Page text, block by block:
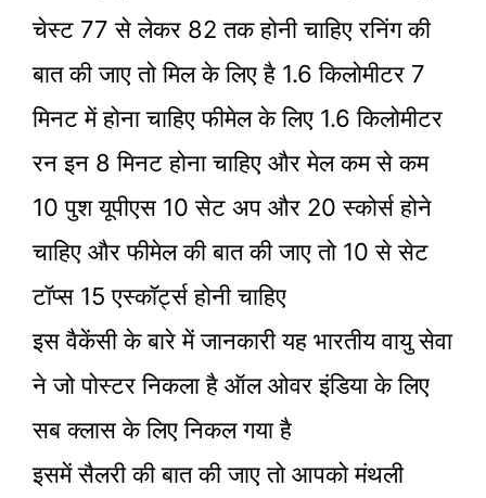
चेस्ट 77 से लेकर 82 तक होनी चाहिए रनिंग की
बात की जाए तो मिल के लिए है 1.6 किलोमीटर 7
मिनट में होना चाहिए फीमेल के लिए 1.6 किलोमीटर
रन इन 8 मिनट होना चाहिए और मेल कम से कम
10 पुश यूपीएस 10 सेट अप और 20 स्कोर्स होने
चाहिए और फीमेल की बात की जाए तो 10 से सेट
टॉप्स 15 एस्कॉर्ट्स होनी चाहिए
इस वैकेंसी के बारे में जानकारी यह भारतीय वायु सेवा
ने जो पोस्टर निकला है ऑल ओवर इंडिया के लिए
सब क्लास के लिए निकल गया है
इसमें सैलरी की बात की जाए तो आपको मंथली